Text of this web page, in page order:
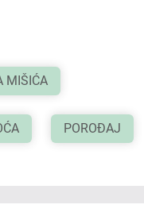
MIŠIĆA
POROĐAJ